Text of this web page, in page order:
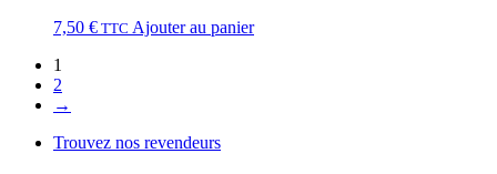
7,50 € TTC Ajouter au panier
1
2
→
Trouvez nos revendeurs